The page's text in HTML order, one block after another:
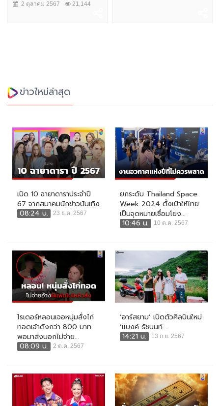
2 ตุลาคม 2567 21,144
ข่าวใหม่ล่าสุด
เปิด 10 ฉายาดาราประจำปี
67 จากสมาคมนักข่าวบันเทิง
08:24 น.
23 ธ.ค. 2567
ยกระดับ Thailand Space
Week 2024 ตั้งเป้าให้ไทย
เป็นจุดหมายเชื่อมโยง...
10:46 น.
10 ต.ค. 2567
ไรเดอร์หลอนเจอหนุ่มสั่งไก่
ทอดเจ้าดังกว่า 800 บาท
พอมาส่งบอกไม่จ่าย...
08:09 น.
2 ต.ค. 2567
‘อาร์สยาม’ เปิดตัวศิลปินใหม่
‘แบงค์ ธัชนนท์...
14:21 น.
13 ก.ย. 2567